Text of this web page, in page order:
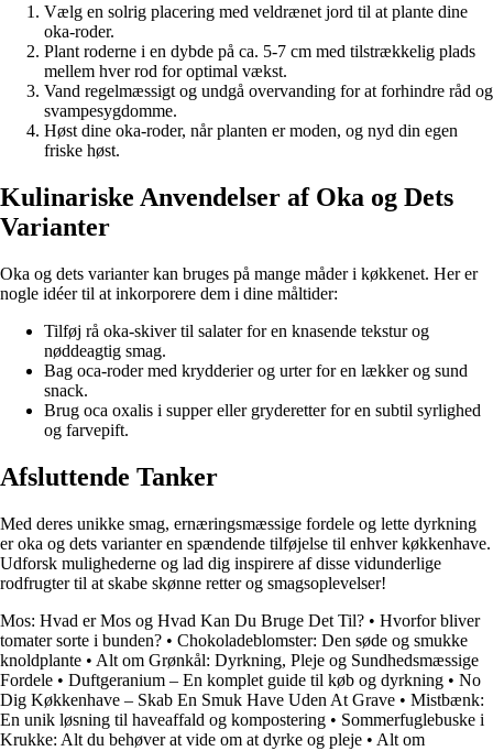
Vælg en solrig placering med veldrænet jord til at plante dine
oka-roder.
Plant roderne i en dybde på ca. 5-7 cm med tilstrækkelig plads
mellem hver rod for optimal vækst.
Vand regelmæssigt og undgå overvanding for at forhindre råd og
svampesygdomme.
Høst dine oka-roder, når planten er moden, og nyd din egen
friske høst.
Kulinariske Anvendelser af Oka og Dets
Varianter
Oka og dets varianter kan bruges på mange måder i køkkenet. Her er
nogle idéer til at inkorporere dem i dine måltider:
Tilføj rå oka-skiver til salater for en knasende tekstur og
nøddeagtig smag.
Bag oca-roder med krydderier og urter for en lækker og sund
snack.
Brug oca oxalis i supper eller gryderetter for en subtil syrlighed
og farvepift.
Afsluttende Tanker
Med deres unikke smag, ernæringsmæssige fordele og lette dyrkning
er oka og dets varianter en spændende tilføjelse til enhver køkkenhave.
Udforsk mulighederne og lad dig inspirere af disse vidunderlige
rodfrugter til at skabe skønne retter og smagsoplevelser!
Mos: Hvad er Mos og Hvad Kan Du Bruge Det Til? • Hvorfor bliver
tomater sorte i bunden? • Chokoladeblomster: Den søde og smukke
knoldplante • Alt om Grønkål: Dyrkning, Pleje og Sundhedsmæssige
Fordele • Duftgeranium – En komplet guide til køb og dyrkning • No
Dig Køkkenhave – Skab En Smuk Have Uden At Grave • Mistbænk:
En unik løsning til haveaffald og kompostering • Sommerfuglebuske i
Krukke: Alt du behøver at vide om at dyrke og pleje • Alt om